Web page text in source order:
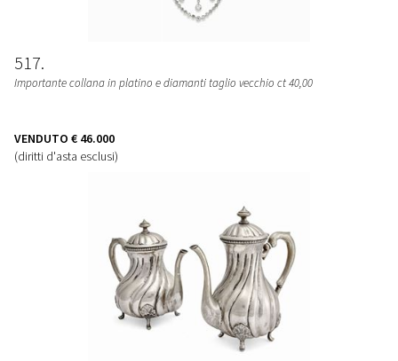
517
Importante collana in platino e diamanti taglio vecchio ct 40,00
VENDUTO € 46.000
(diritti d'asta esclusi)